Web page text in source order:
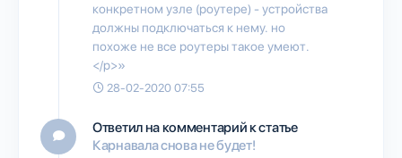
конкретном узле (роутере) - устройства
должны подключаться к нему. но
похоже не все роутеры такое умеют.
</p>»
28-02-2020 07:55
Ответил на комментарий к статье
Карнавала снова не будет!